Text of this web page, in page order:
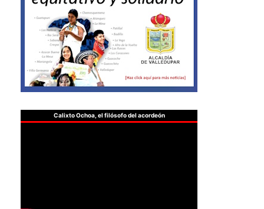
Calixto Ochoa, el filósofo del acordeón